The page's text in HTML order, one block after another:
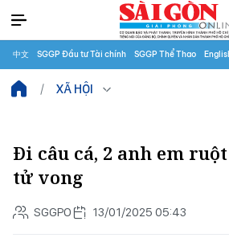
中文 SGGP Đầu tư Tài chính SGGP Thể Thao
XÃ HỘI
Đi câu cá, 2 anh em
tử vong
SGGPO 13/01/2025 05:43